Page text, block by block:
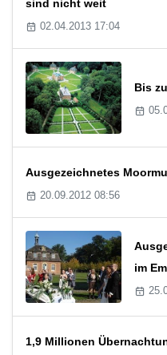
sind nicht weit
02.04.2013 17:04
Bis
Ausgezeichnetes
20.09.2012 08:56
im
1,9 Millionen